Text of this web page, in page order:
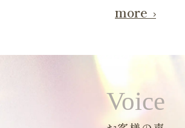
more
Voice